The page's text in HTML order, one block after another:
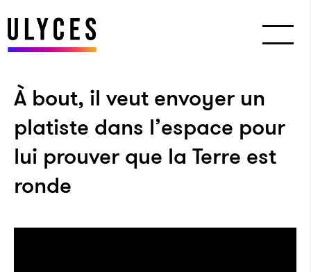
À bout, il veut envoyer un
platiste dans l’espace pour
lui prouver que la Terre est
ronde